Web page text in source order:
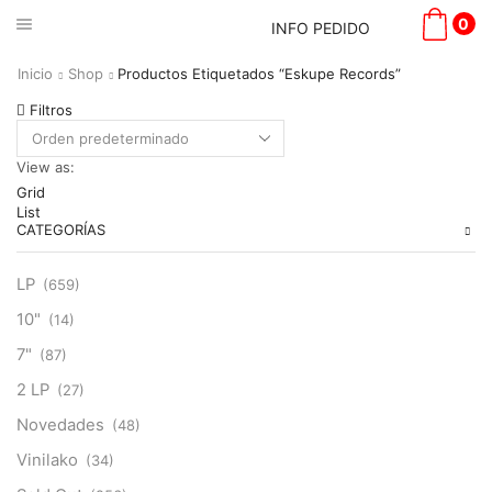
INFO PEDIDO 0
Inicio Shop Productos Etiquetados “Eskupe Records”
Filtros
View as:
Grid
List
CATEGORÍAS
LP (659)
10" (14)
7" (87)
2 LP (27)
Novedades (48)
Vinilako (34)